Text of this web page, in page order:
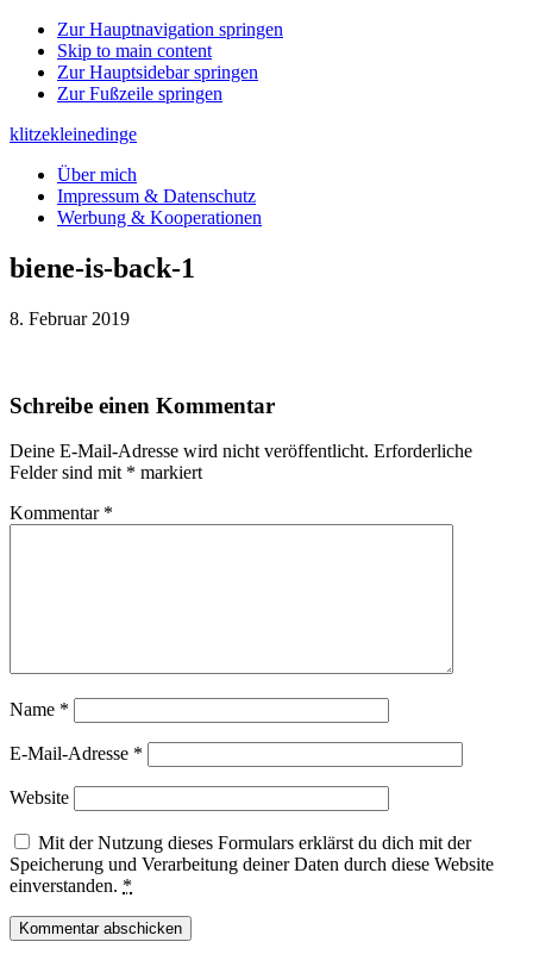
Zur Hauptnavigation springen
Skip to main content
Zur Hauptsidebar springen
Zur Fußzeile springen
klitzekleinedinge
Über mich
Impressum & Datenschutz
Werbung & Kooperationen
biene-is-back-1
8. Februar 2019
Leser-
Schreibe einen Kommentar
Deine E-Mail-Adresse wird nicht veröffentlicht. Erforderliche
Felder sind mit * markiert
Kommentar *
Name *
E-Mail-Adresse *
Website
Mit der Nutzung dieses Formulars erklärst du dich mit der
Speicherung und Verarbeitung deiner Daten durch diese Website
einverstanden. *